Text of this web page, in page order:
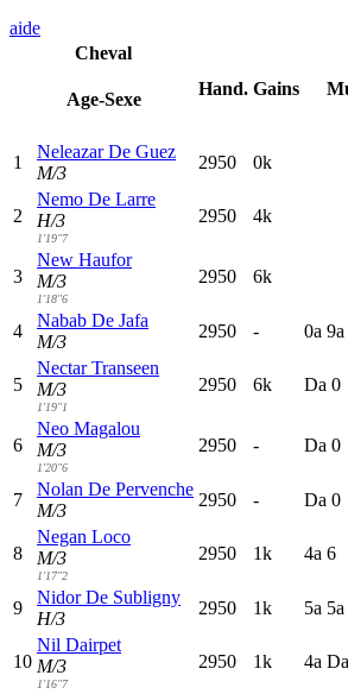
aide
Cheval
Age-Sexe
Hand. Gains
1
Neleazar De Guez
M/3
2950 0k
2
Nemo De Larre
H/3
1'19"7
2950 4k
3
New Haufor
M/3
1'18"6
2950 6k
4
Nabab De Jafa
M/3
2950 - 0a 9a
5
Nectar Transeen
M/3
1'19"1
2950 6k Da 0
6
Neo Magalou
M/3
1'20"6
2950 - Da 0
7
Nolan De Pervenche
M/3
2950 - Da 0
8
Negan Loco
M/3
1'17"2
2950 1k 4a 6
9
Nidor De Subligny
H/3
2950 1k 5a 5a
10
Nil Dairpet
M/3
1'16"7
2950 1k 4a Da